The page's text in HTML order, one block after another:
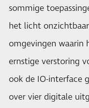
sommige
het licht
omgevingen waarin
ernstige verstoring
ook de IO-interface
over vier digitale